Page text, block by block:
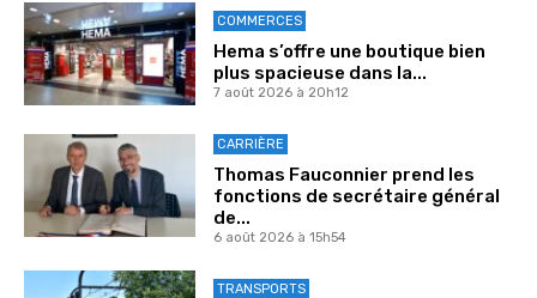
COMMERCES
Hema s’offre une boutique bien
plus spacieuse dans la...
7 août 2026 à 20h12
CARRIÈRE
Thomas Fauconnier prend les
fonctions de secrétaire général
de...
6 août 2026 à 15h54
TRANSPORTS